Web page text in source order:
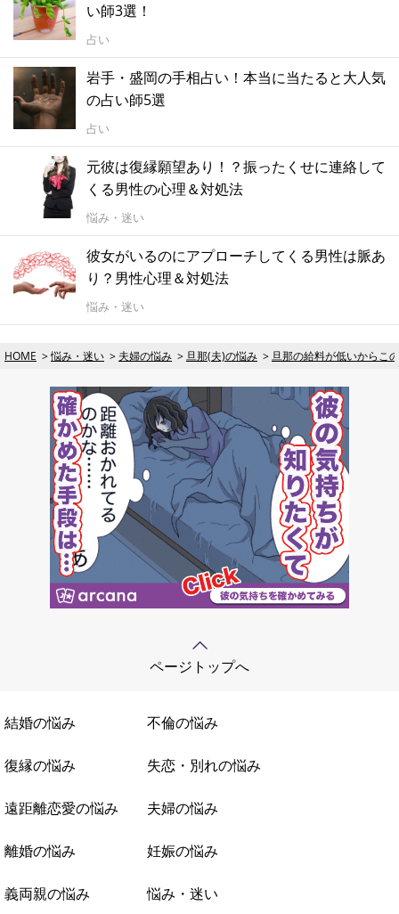
い師3選！
占い
岩手・盛岡の手相占い！本当に当たると大人気
の占い師5選
占い
元彼は復縁願望あり！？振ったくせに連絡して
くる男性の心理＆対処法
悩み・迷い
彼女がいるのにアプローチしてくる男性は脈あ
り？男性心理＆対処法
悩み・迷い
HOME 悩み・迷い 夫婦の悩み 旦那(夫)の悩み 旦那の給料が低いからこ
ページトップへ
結婚の悩み 不倫の悩み
復縁の悩み 失恋・別れの悩み
遠距離恋愛の悩み 夫婦の悩み
離婚の悩み 妊娠の悩み
義両親の悩み 悩み・迷い